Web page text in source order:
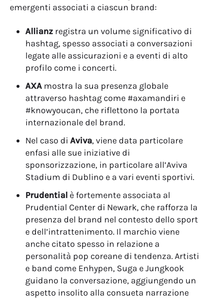
emergenti associati a ciascun brand:
Allianz registra un volume significativo di
hashtag, spesso associati a conversazioni
legate alle assicurazioni e a eventi di alto
profilo come i concerti.
AXA mostra la sua presenza globale
attraverso hashtag come #axamandiri e
#knowyoucan, che riflettono la portata
internazionale del brand.
Nel caso di Aviva, viene data particolare
enfasi alle sue iniziative di
sponsorizzazione, in particolare all’Aviva
Stadium di Dublino e a vari eventi sportivi.
Prudential è fortemente associata al
Prudential Center di Newark, che rafforza la
presenza del brand nel contesto dello sport
e dell’intrattenimento. Il marchio viene
anche citato spesso in relazione a
personalità pop coreane di tendenza. Artisti
e band come Enhypen, Suga e Jungkook
guidano la conversazione, aggiungendo un
aspetto insolito alla consueta narrazione